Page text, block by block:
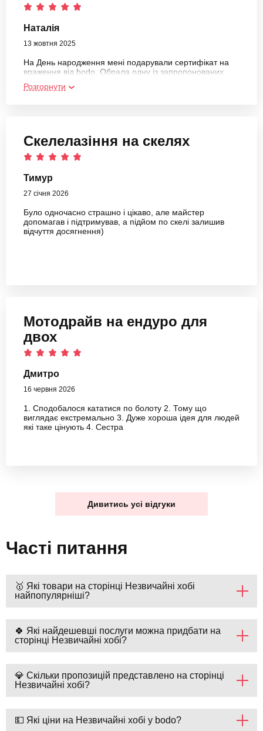
Наталія
13 жовтня 2025
На День народження мені подарували сертифікат на
враження від bodo. Обрала одну із запропонованих
опцій - екскурсія Карпатський трамвай та скелі
Довбуша зі Львову. Отримала велике задоволення.
Розгорнути
Скелелазіння на скелях
Тимур
27 січня 2026
Було одночасно страшно і цікаво, але майстер
допомагав і підтримував, а підйом по скелі залишив
відчуття досягнення)
Мотодрайв на ендуро для
двох
Дмитро
16 червня 2026
1. Сподобалося кататися по болоту 2. Тому що
виглядає екстремально 3. Дуже хороша ідея для людей
які таке цінують 4. Сестра
Дивитись усі відгуки
Часті питання
🥇 Які товари на сторінці Незвичайні хобі
найпопулярніші?
🍀 Які найдешевші послуги можна придбати на
сторінці Незвичайні хобі?
💎 Скільки пропозицій представлено на сторінці
Незвичайні хобі?
💵 Які ціни на Незвичайні хобі у bodo?